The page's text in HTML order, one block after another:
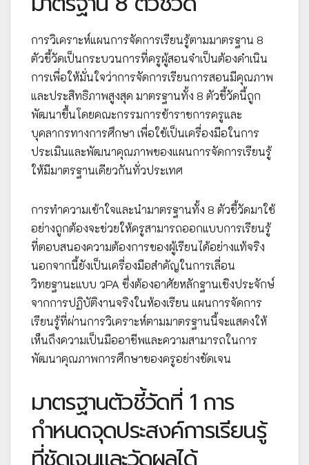
การวิเคราะห์แผนการจัดการเรียนรู้ตามมาตรฐาน 8
ตัวชี้วัดเป็นกระบวนการที่ครูผู้สอนจำเป็นต้องดำเนิน
การเพื่อให้มั่นใจว่าการจัดการเรียนการสอนมีคุณภาพ
และประสิทธิภาพสูงสุด มาตรฐานทั้ง 8 ตัวชี้วัดนี้ถูก
พัฒนาขึ้นโดยคณะกรรมการข้าราชการครูและ
บุคลากรทางการศึกษา เพื่อใช้เป็นเครื่องมือในการ
ประเมินและพัฒนาคุณภาพของแผนการจัดการเรียนรู้
ให้มีมาตรฐานเดียวกันทั่วประเทศ
การทำความเข้าใจและนำมาตรฐานทั้ง 8 ตัวชี้วัดมาใช้
อย่างถูกต้องจะช่วยให้ครูสามารถออกแบบการเรียนรู้
ที่ตอบสนองความต้องการของผู้เรียนได้อย่างแท้จริง
นอกจากนี้ยังเป็นเครื่องมือสำคัญในการเลื่อน
วิทยฐานะแบบ วPA ซึ่งต้องอาศัยหลักฐานเชิงประจักษ์
จากการปฏิบัติงานจริงในห้องเรียน แผนการจัดการ
เรียนรู้ที่ผ่านการวิเคราะห์ตามมาตรฐานนี้จะแสดงให้
เห็นถึงความเป็นมืออาชีพและความสามารถในการ
พัฒนาคุณภาพการศึกษาของครูอย่างชัดเจน
มาตรฐานตัวชี้วัดที่ 1 การ
กำหนดจุดประสงค์การเรียนรู้